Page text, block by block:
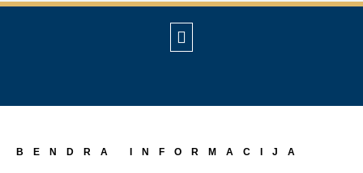
BENDRA INFORMACIJA